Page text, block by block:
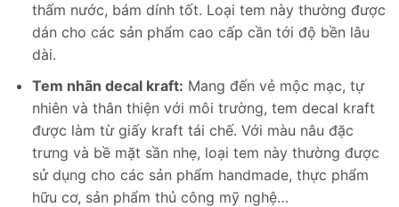
thấm nước, bám dính tốt. Loại tem này thường được
dán cho các sản phẩm cao cấp cần tới độ bền lâu
dài.
Tem nhãn decal kraft: Mang đến vẻ mộc mạc, tự
nhiên và thân thiện với môi trường, tem decal kraft
được làm từ giấy kraft tái chế. Với màu nâu đặc
trưng và bề mặt sần nhẹ, loại tem này thường được
sử dụng cho các sản phẩm handmade, thực phẩm
hữu cơ, sản phẩm thủ công mỹ nghệ…